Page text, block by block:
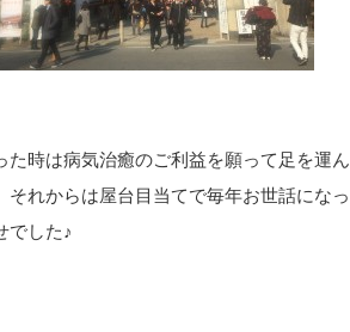
時は病気治癒のご利益を願って足を運ん
れからは屋台目当てで毎年お世話になっ
でした♪